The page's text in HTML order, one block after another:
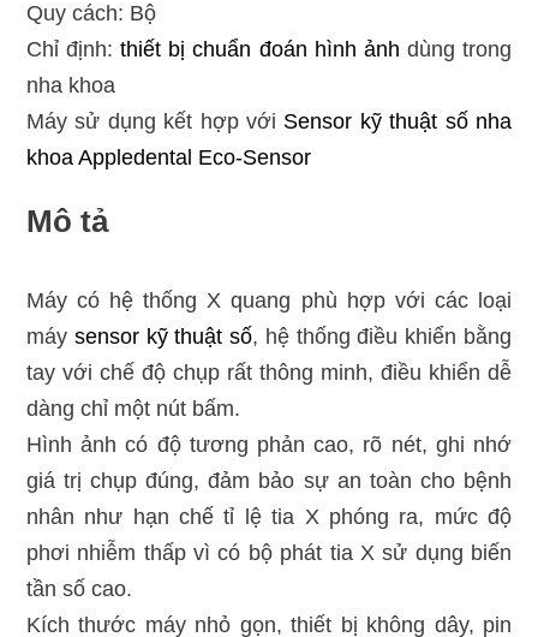
Quy cách: Bộ
Chỉ định:thiết bị chuẩn đoán hình ảnh dùng trong
nha khoa
Máy sử dụng kết hợp với Sensor kỹ thuật số nha
khoa Appledental Eco-Sensor
Mô tả
Máy có hệ thống X quang phù hợp với các loại
máy sensor kỹ thuật số, hệ thống điều khiển bằng
tay với chế độ chụp rất thông minh, điều khiển dễ
dàng chỉ một nút bấm.
Hình ảnh có độ tương phản cao, rõ nét, ghi nhớ
giá trị chụp đúng, đảm bảo sự an toàn cho bệnh
nhân như hạn chế tỉ lệ tia X phóng ra, mức độ
phơi nhiễm thấp vì có bộ phát tia X sử dụng biến
tần số cao.
Kích thước máy nhỏ gọn, thiết bị không dây, pin